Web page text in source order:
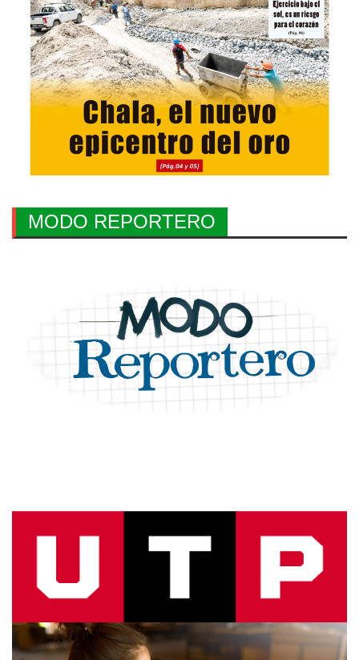
MODO REPORTERO